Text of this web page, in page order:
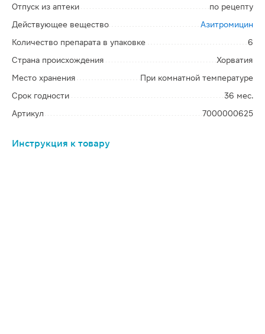
Отпуск из аптеки
по рецепту
Действующее вещество
Азитромицин
Количество препарата в упаковке
6
Страна происхождения
Хорватия
Место хранения
При комнатной температуре
Срок годности
36 мес.
Артикул
7000000625
Инструкция к товару